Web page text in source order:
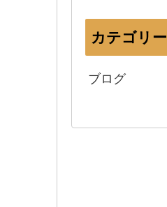
カテゴリー
ブログ